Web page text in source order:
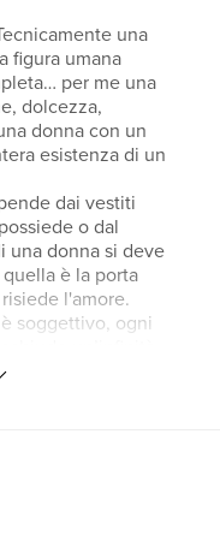
una
figura umana
per me una
dolcezza,
donna con un
esistenza di un
dai vestiti
o dal
una donna si deve
è la porta
l'amore.
soggettivo, ogni
loro sono in